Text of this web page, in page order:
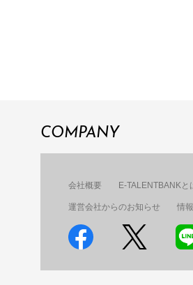
COMPANY
会社概要 E-TALENTBANKと
運営会社からのお知らせ 情